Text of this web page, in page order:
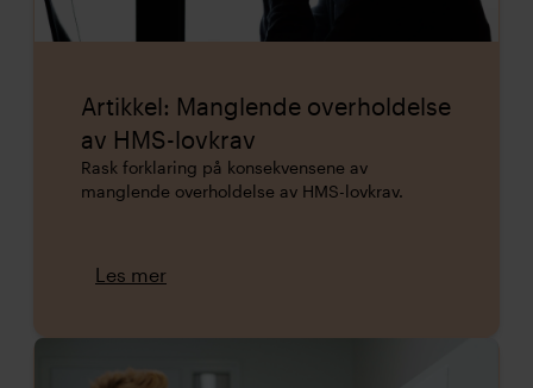
Artikkel: Manglende overholdelse
av HMS-lovkrav
Rask forklaring på konsekvensene av
manglende overholdelse av HMS-lovkrav.
Les mer